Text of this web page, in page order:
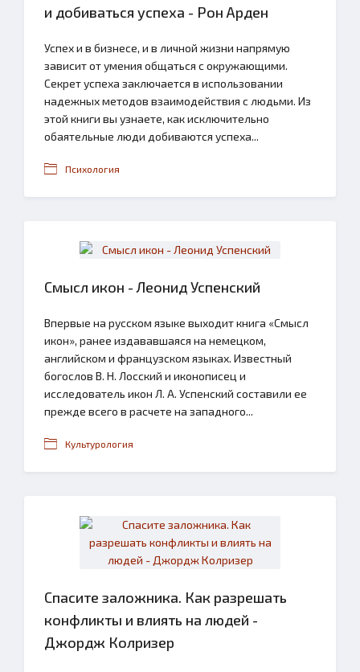
и добиваться успеха - Рон Арден
Успех и в бизнесе, и в личной жизни напрямую
зависит от умения общаться с окружающими.
Секрет успеха заключается в использовании
надежных методов взаимодействия с людьми. Из
этой книги вы узнаете, как исключительно
обаятельные люди добиваются успеха...
Психология
Смысл икон - Леонид Успенский
Впервые на русском языке выходит книга «Смысл
икон», ранее издававшаяся на немецком,
английском и французском языках. Известный
богослов В. Н. Лосский и иконописец и
исследователь икон Л. А. Успенский составили ее
прежде всего в расчете на западного...
Культурология
Спасите заложника. Как разрешать
конфликты и влиять на людей -
Джордж Колризер